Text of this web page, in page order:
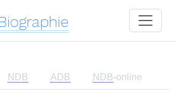
NDB ADB NDB-online